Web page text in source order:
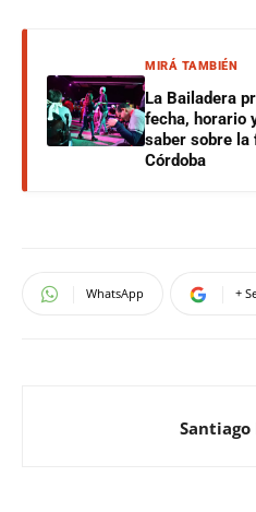
MIRÁ TAMBIÉN
La Bailadera
fecha, horario
saber sobre la
Córdoba
WhatsApp +